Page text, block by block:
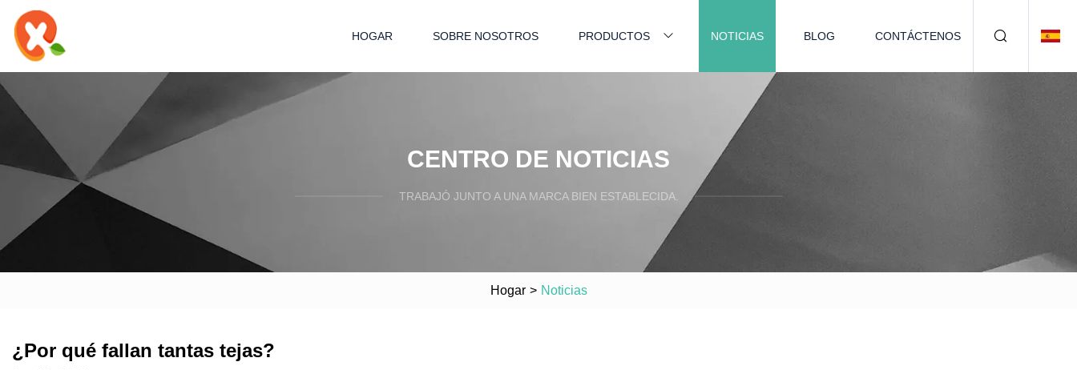
HOGAR SOBRE NOSOTROS PRODUCTOS NOTICIAS BLOG CONTÁCTENOS
CENTRO DE NOTICIAS
TRABAJÓ JUNTO A UNA MARCA BIEN ESTABLECIDA.
Hogar > Noticias
¿Por qué fallan tantas tejas?